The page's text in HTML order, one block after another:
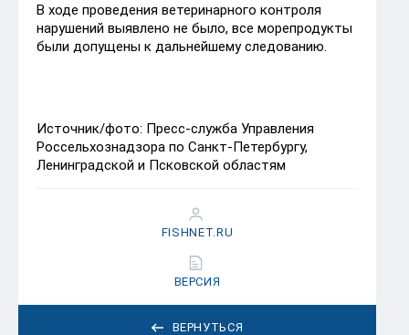
В ходе проведения ветеринарного контроля
нарушений выявлено не было, все морепродукты
были допущены к дальнейшему следованию.
Источник/фото: Пресс-служба Управления
Россельхознадзора по Санкт-Петербургу,
Ленинградской и Псковской областям
ВЕРНУТЬСЯ
FISHNET.RU
ВЕРСИЯ